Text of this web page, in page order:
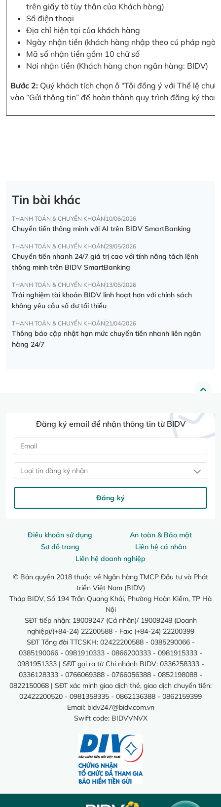
trên giấy tờ tùy thân của Khách hàng)
Số điện thoại
Địa chỉ hiện tại của khách hàng
Ngày nhận tiền (khách hàng nhập theo cú pháp
Mã số nhận tiền gồm 10 chữ số
Nơi nhận tiền (Khách hàng chọn ngân hàng: BIDV)
Bước 2: Quý khách tích chọn ô “Tôi đồng ý với Thể lệ
vào “Gửi thông tin” để hoàn thành quy trình đăng ký
Tin bài khác
THANH TOÁN & CHUYỂN KHOẢN 10/06/2026
Chuyển tiền thông minh với AI trên BIDV SmartBanking
THANH TOÁN & CHUYỂN KHOẢN 29/05/2026
Chuyển tiền nhanh 24/7 giá trị cao với tính năng tách lệnh
thông minh trên BIDV SmartBanking
THANH TOÁN & CHUYỂN KHOẢN 13/05/2026
Trải nghiệm tài khoản BIDV linh hoạt hơn với chính sách
không yêu cầu số dư tối thiểu
THANH TOÁN & CHUYỂN KHOẢN 21/04/2026
Thông báo cập nhật hạn mức chuyển tiền nhanh liên ngân
hàng 24/7
Điều khoản sử dụng
An toàn & Bảo mật
Sơ đồ trang
Liên hệ cá nhân
Liên hệ doanh nghiệp
© Bản quyền 2018 thuộc về Ngân hàng TMCP Đầu tư và Phát
triển Việt Nam (BIDV)
Tháp BIDV, Số 194 Trần Quang Khải, Phường Hoàn Kiếm, TP Hà
Nội
SĐT tiếp nhận: 19009247 (Cá nhân)/ 19009248 (Doanh
nghiệp)/(+84-24) 22200588 - Fax: (+84-24) 22200399
SĐT Tổng đài TTCSKH: 02422200588 - 0385290066 -
0385190066 - 0981910333 - 0866200333 - 0981915333 -
0981951333 | SĐT gọi ra từ Chi nhánh BIDV: 0336258333 -
0336128333 - 0766069388 - 0766056388 - 0852198088 -
0822150068 | SĐT xác minh giao dịch thẻ, giao dịch chuyển tiền:
02422200520 - 0981358335 - 0862136388 - 0862159399
Email: bidv247@bidv.com.vn
Swift code: BIDVVNVX
Đăng ký email để nhận thông tin từ BIDV
Loại tin đăng ký nhận
Đăng ký